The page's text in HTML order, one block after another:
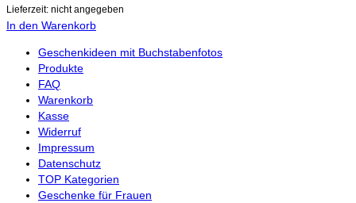
Lieferzeit: nicht angegeben
In den Warenkorb
Geschenkideen mit Buchstabenfotos
Produkte
FAQ
Warenkorb
Kasse
Widerruf
Impressum
Datenschutz
TOP Kategorien
Geschenke für Frauen